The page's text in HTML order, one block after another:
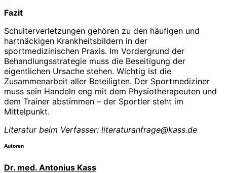
Fazit
Schulterverletzungen gehören zu den häufigen und
hartnäckigen Krankheitsbildern in der
sportmedizinischen Praxis. Im Vordergrund der
Behandlungsstrategie muss die Beseitigung der
eigentlichen Ursache stehen. Wichtig ist die
Zusammenarbeit aller Beteiligten. Der Sportmediziner
muss sein Handeln eng mit dem Physiotherapeuten und
dem Trainer abstimmen – der Sportler steht im
Mittelpunkt.
Literatur beim Verfasser: literaturanfrage@kass.de
Autoren
Dr. med. Antonius Kass